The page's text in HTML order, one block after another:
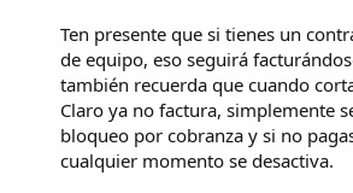
Ten presente que si tienes un
de equipo, eso seguirá
también recuerda que cuando
Claro ya no factura, simplemente
bloqueo por cobranza y si no
cualquier momento se desactiva.